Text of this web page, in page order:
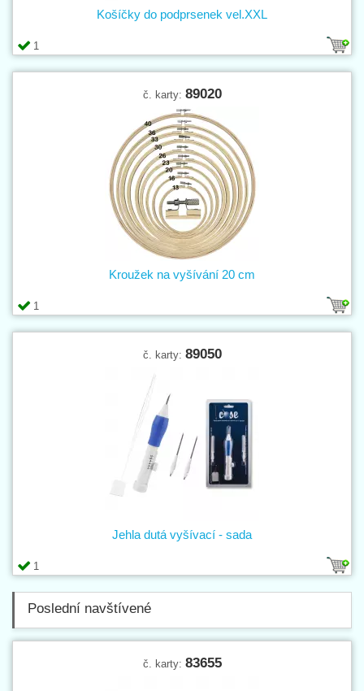
1
Košíčky do podprsenek vel.XXL
č. karty: 89020
1
Kroužek na vyšívání 20 cm
č. karty: 89050
1
Jehla dutá vyšívací - sada
Poslední navštívené
č. karty: 83655